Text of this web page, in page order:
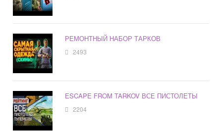
РЕМОНТНЫЙ НАБОР ТАРКОВ
2493
ESCAPE FROM TARKOV ВСЕ ПИСТОЛЕТЫ
2204